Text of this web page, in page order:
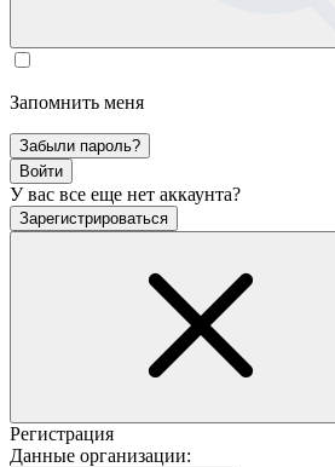
Запомнить меня
Забыли пароль?
Войти
У вас все еще нет аккаунта?
Зарегистрироваться
Регистрация
Данные организации: